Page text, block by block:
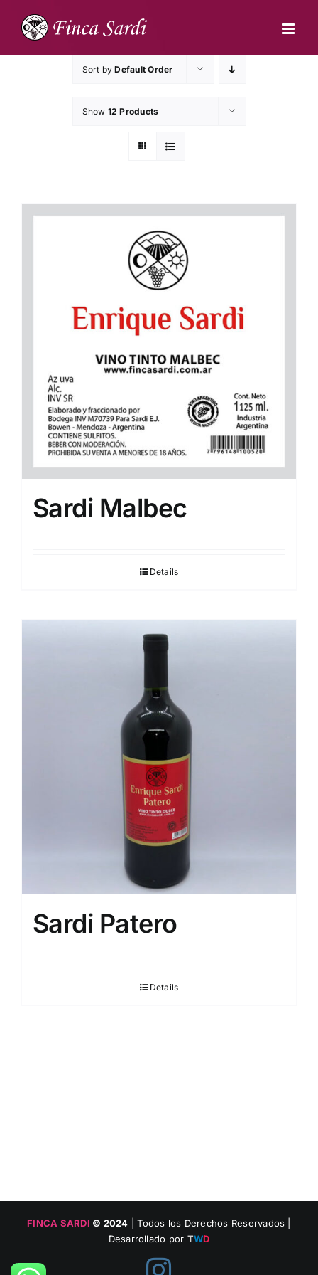
Sort byDefault Order
Show 12 Products
Sardi Malbec
Details
Sardi Patero
Details
FINCA SARDI © 2024 | Todos los Derechos Reservados |
Desarrollado por TWD
Instagram